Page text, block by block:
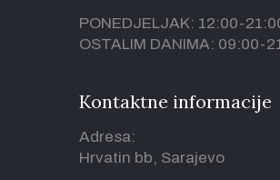
PONEDJELJAK: 12:00-
OSTALIM DANIMA: 09:00-
Kontaktne informacije
Adresa:
Hrvatin bb, Sarajevo